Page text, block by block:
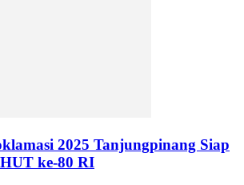
2025 Tanjungpinang Siap
ke-80 RI